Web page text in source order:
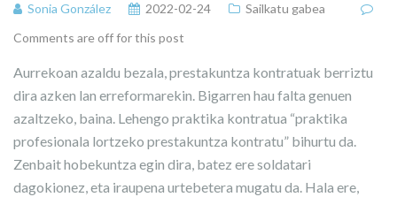
Sonia González 2022-02-24
Sailkatu gabea
Comments are off for this post
Aurrekoan azaldu bezala, prestakuntza kontratuak berriztu
dira azken lan erreformarekin. Bigarren hau falta genuen
azaltzeko, baina. Lehengo praktika kontratua “praktika
profesionala lortzeko prestakuntza kontratu” bihurtu da.
Zenbait hobekuntza egin dira, batez ere soldatari
dagokionez, eta iraupena urtebetera mugatu da. Hala ere,